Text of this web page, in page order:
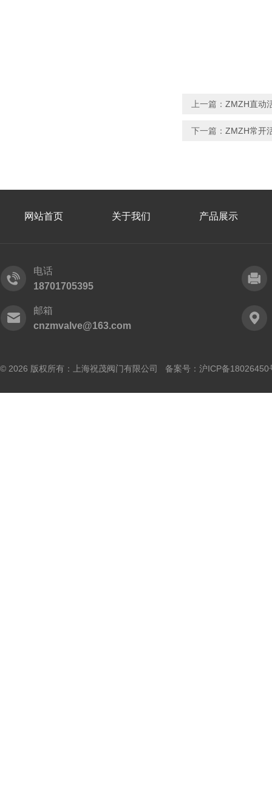
上一篇： ZMZH直动
下一篇： ZMZH常开
网站首页 关于我们 产品展示
电话
18701705395
邮箱
cnzmvalve@163.com
© 2026 版权所有：上海祝茂阀门有限公司 备案号： 沪ICP备18026450